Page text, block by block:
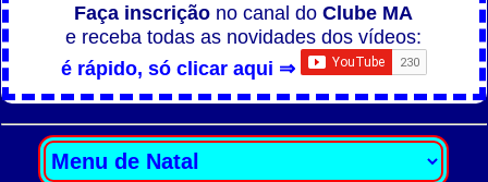
Faça inscrição no canal doClube MA
e receba todas as novidades dos vídeos:
é rápido, só clicar aqui ⇒